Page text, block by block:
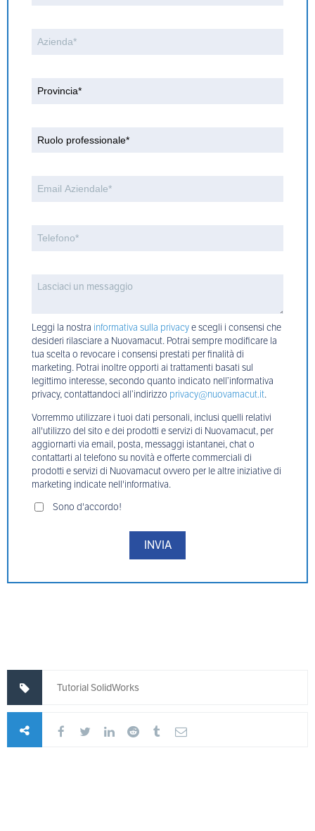
Leggi la nostra informativa sulla privacye scegli i consensi che
desideri rilasciare a Nuovamacut. Potrai sempre modificare la
tua scelta o revocare i consensi prestati per finalità di
marketing. Potrai inoltre opporti ai trattamenti basati sul
legittimo interesse, secondo quanto indicato nell’informativa
privacy, contattandoci all’indirizzo privacy@nuovamacut.it.
Vorremmo utilizzare i tuoi dati personali, inclusi quelli relativi
all'utilizzo del sito e dei prodotti e servizi di Nuovamacut, per
aggiornarti via email, posta, messaggi istantanei, chat o
contattarti al telefono su novità e offerte commerciali di
prodotti e servizi di Nuovamacut ovvero per le altre iniziative di
marketing indicate nell'informativa.
Sono d'accordo!
Tutorial SolidWorks